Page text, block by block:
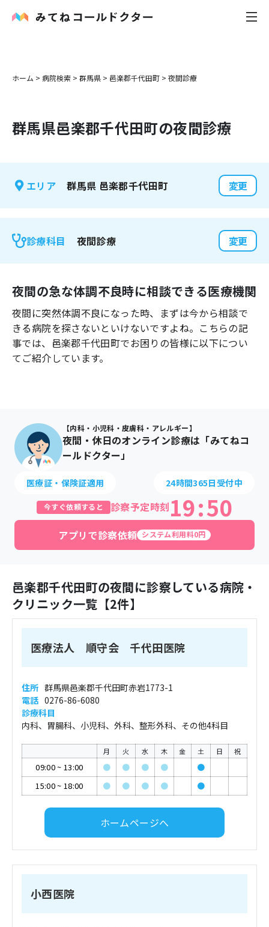
内科
花粉症
感染症
よくあるご質問
ホーム > 病院検索 > 群馬県 > 邑楽郡千代田町 > 夜間診療
群馬県邑楽郡千代田町の夜間診療
エリア 群馬県 邑楽郡千代田町 変更
診療科目 夜間診療 変更
夜間の急な体調不良時に相談できる医療機関
夜間に突然体調不良になった時、まずは今から相談で
きる病院を探さないといけないですよね。こちらの記
事では、 邑楽郡千代田町でお困りの皆様に以下につい
てご紹介しています。
【内科・小児科・皮膚科・アレルギー】
夜間・休日のオンライン診療は「みてねコ
ールドクター」
医療証・保険証適用 24時間365日受付中
今すぐ依頼すると 診察予定時刻19:50
アプリで診察依頼 システム利用料0円
邑楽郡千代田町の夜間に診察している病院・
クリニック一覧【2件】
医療法人 順守会 千代田医院
住所 群馬県邑楽郡千代田町赤岩1773-1
電話 0276-86-6080
診療科目
内科、胃腸科、小児科、外科、整形外科、その他4科目
月 火 水 木 金 土 日 祝
09:00~ 13:00 ● ● ● ●
●
15:00~ 18:00 ● ● ● ● ●
ホームページへ
小西医院